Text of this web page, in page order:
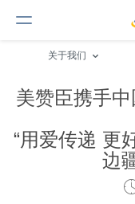
关于我们
美赞臣携手
“用爱传递 更
边